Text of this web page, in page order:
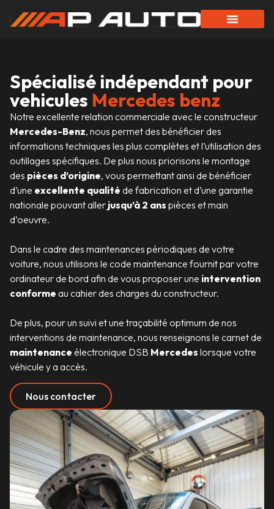
Spécialisé indépendant pour
vehicules Mercedes benz
Notre excellente relation commerciale avec le constructeur
Mercedes-Benz, nous permet des bénéficier des
informations techniques les plus complètes et l’utilisation des
outillages spécifiques. De plus nous priorisons le montage
des pièces d’origine, vous permettant ainsi de bénéficier
d’une excellente qualité de fabrication et d’une garantie
nationale pouvant aller jusqu’à 2 ans pièces et main
d’oeuvre.
Dans le cadre des maintenances périodiques de votre
voiture, nous utilisons le code maintenance fournit par votre
ordinateur de bord afin de vous proposer une intervention
conforme au cahier des charges du constructeur.
De plus, pour un suivi et une traçabilité optimum de nos
interventions de maintenance, nous renseignons le carnet de
maintenance électronique DSB Mercedes lorsque votre
véhicule y a accès.
Nous contacter